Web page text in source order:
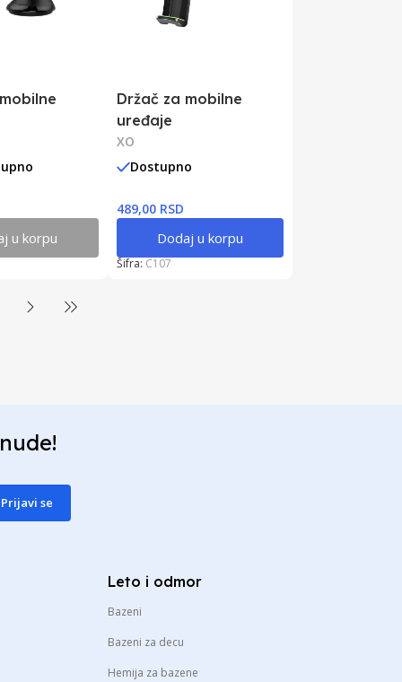
u korpu
Držač za mobilne
uređaje
XO
Dostupno
489,00 RSD
Dodaj u korpu
Šifra: C107
Prijavi se
Leto i odmor
Bazeni
Bazeni za decu
Hemija za bazene